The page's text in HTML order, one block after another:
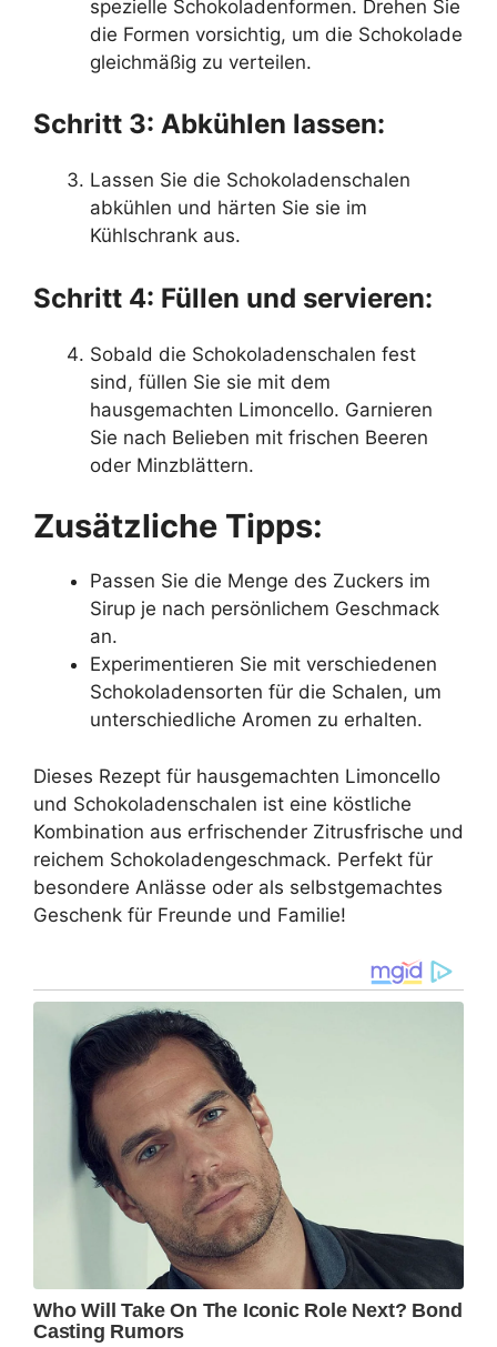
spezielle Schokoladenformen. Drehen Sie
die Formen vorsichtig, um die Schokolade
gleichmäßig zu verteilen.
Schritt 3: Abkühlen lassen:
Lassen Sie die Schokoladenschalen
abkühlen und härten Sie sie im
Kühlschrank aus.
Schritt 4: Füllen und servieren:
Sobald die Schokoladenschalen fest
sind, füllen Sie sie mit dem
hausgemachten Limoncello. Garnieren
Sie nach Belieben mit frischen Beeren
oder Minzblättern.
Zusätzliche Tipps:
Passen Sie die Menge des Zuckers im
Sirup je nach persönlichem Geschmack
an.
Experimentieren Sie mit verschiedenen
Schokoladensorten für die Schalen, um
unterschiedliche Aromen zu erhalten.
Dieses Rezept für hausgemachten Limoncello
und Schokoladenschalen ist eine köstliche
Kombination aus erfrischender Zitrusfrische und
reichem Schokoladengeschmack. Perfekt für
besondere Anlässe oder als selbstgemachtes
Geschenk für Freunde und Familie!